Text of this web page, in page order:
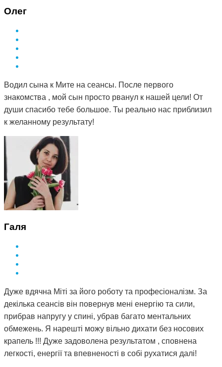
Олег
Водил сына к Мите на сеансы. После первого
знакомства , мой сын просто рванул к нашей цели! От
души спасибо тебе большое. Ты реально нас приблизил
к желанному результату!
Галя
Дуже вдячна Міті за його роботу та професіоналізм. За
декілька сеансів він повернув мені енергію та сили,
прибрав напругу у спині, убрав багато ментальних
обмежень. Я нарешті можу вільно дихати без носових
крапель !!! Дуже задоволена результатом , сповнена
легкості, енергії та впевненості в собі рухатися далі!